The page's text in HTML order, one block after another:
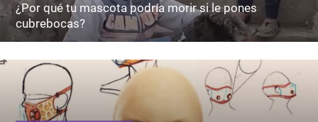
¿Por qué tu mascota podría morir si le pones
cubrebocas?